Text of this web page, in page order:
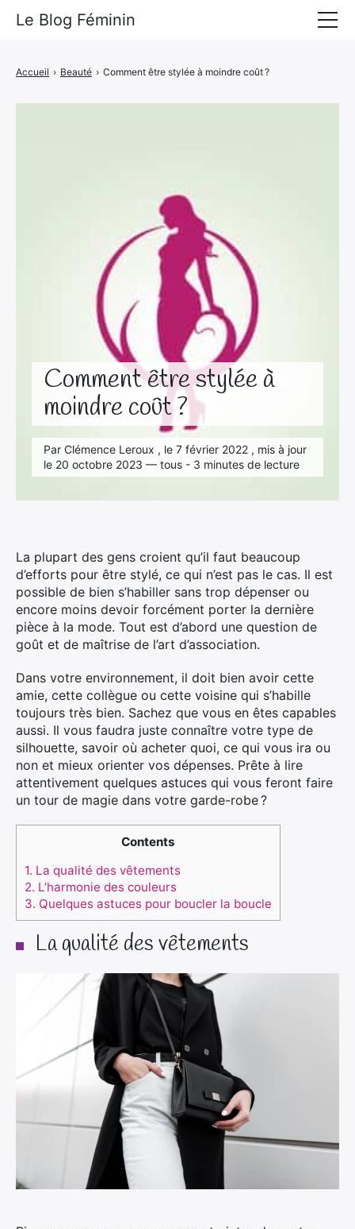
Comment être stylée à
moindre coût ?
Par Clémence Leroux , le 7 février 2022 , mis à jour
le 20 octobre 2023 — tous - 3 minutes de lecture
Accueil › Beauté › Comment être stylée à moindre coût ?
La plupart des gens croient qu’il faut beaucoup
d’efforts pour être stylé, ce qui n’est pas le cas. Il est
possible de bien s’habiller sans trop dépenser ou
encore moins devoir forcément porter la dernière
pièce à la mode. Tout est d’abord une question de
goût et de maîtrise de l’art d’association.
Dans votre environnement, il doit bien avoir cette
amie, cette collègue ou cette voisine qui s’habille
toujours très bien. Sachez que vous en êtes capables
aussi. Il vous faudra juste connaître votre type de
silhouette, savoir où acheter quoi, ce qui vous ira ou
non et mieux orienter vos dépenses. Prête à lire
attentivement quelques astuces qui vous feront faire
un tour de magie dans votre garde-robe ?
Contents
1. La qualité des vêtements
2. L’harmonie des couleurs
3. Quelques astuces pour boucler la boucle
La qualité des vêtements
Le Blog Féminin